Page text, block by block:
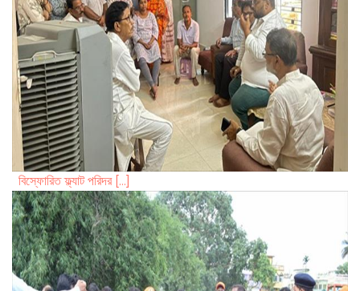
বিস্ফোরিত ফ্ল্যাট পরিদর [...]